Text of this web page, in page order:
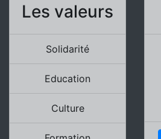
Les valeurs
Solidarité
Education
Culture